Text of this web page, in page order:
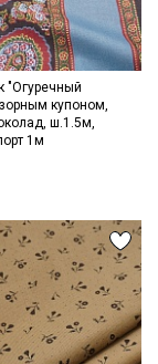
"Огуречный
купоном,
ш.1.5м,
1м